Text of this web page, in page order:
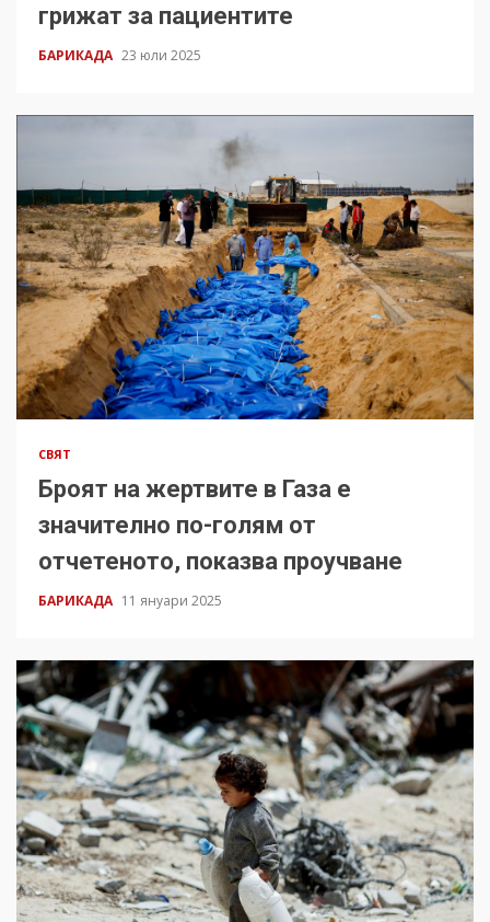
грижат за пациентите
БАРИКАДА 23 юли 2025
СВЯТ
Броят на жертвите в Газа е
значително по-голям от
отчетеното, показва проучване
БАРИКАДА 11 януари 2025